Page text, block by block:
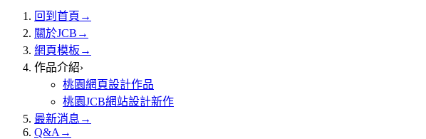
回到首頁 →
關於JCB →
網頁模板 →
作品介紹›
桃園網頁設計作品
桃園JCB網站設計新作
最新消息 →
Q&A →